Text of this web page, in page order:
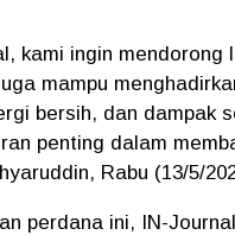
kami ingin
mampu
bersih, dan dampak
penting dalam
Rabu (13/5/
perdana ini, IN-